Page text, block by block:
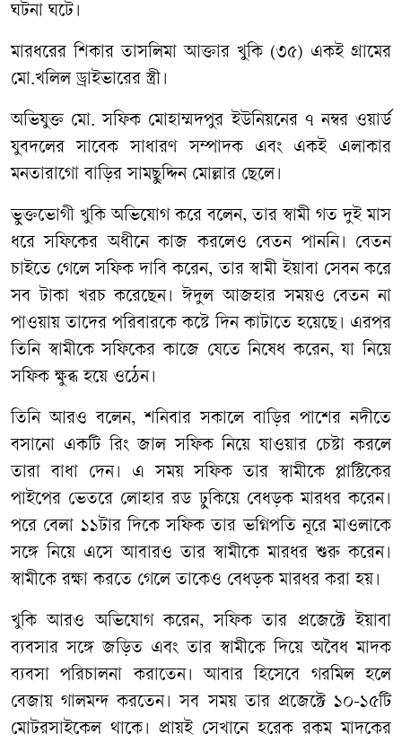
ঘটনা ঘটে।
মারধরের শিকার তাসলিমা আক্তার খুকি (৩৫) একই গ্রামের
মো.খলিল ড্রাইভারের স্ত্রী।
অভিযুক্ত মো. সফিক মোহাম্মদপুর ইউনিয়নের ৭ নম্বর ওয়ার্ড
যুবদলের সাবেক সাধারণ সম্পাদক এবং একই এলাকার
মনতারাগো বাড়ির সামছুদ্দিন মোল্লার ছেলে।
ভুক্তভোগী খুকি অভিযোগ করে বলেন, তার স্বামী গত দুই মাস
ধরে সফিকের অধীনে কাজ করলেও বেতন পাননি। বেতন
চাইতে গেলে সফিক দাবি করেন, তার স্বামী ইয়াবা সেবন করে
সব টাকা খরচ করেছেন। ঈদুল আজহার সময়ও বেতন না
পাওয়ায় তাদের পরিবারকে কষ্টে দিন কাটাতে হয়েছে। এরপর
তিনি স্বামীকে সফিকের কাজে যেতে নিষেধ করেন, যা নিয়ে
সফিক ক্ষুব্ধ হয়ে ওঠেন।
তিনি আরও বলেন, শনিবার সকালে বাড়ির পাশের নদীতে
বসানো একটি রিং জাল সফিক নিয়ে যাওয়ার চেষ্টা করলে
তারা বাধা দেন। এ সময় সফিক তার স্বামীকে প্লাস্টিকের
পাইপের ভেতরে লোহার রড ঢুকিয়ে বেধড়ক মারধর করেন।
পরে বেলা ১১টার দিকে সফিক তার ভগ্নিপতি নূরে মাওলাকে
সঙ্গে নিয়ে এসে আবারও তার স্বামীকে মারধর শুরু করেন।
স্বামীকে রক্ষা করতে গেলে তাকেও বেধড়ক মারধর করা হয়।
খুকি আরও অভিযোগ করেন, সফিক তার প্রজেক্টে ইয়াবা
ব্যবসার সঙ্গে জড়িত এবং তার স্বামীকে দিয়ে অবৈধ মাদক
ব্যবসা পরিচালনা করাতেন। আবার হিসেবে গরমিল হলে
বেজায় গালমন্দ করতেন। সব সময় তার প্রজেক্টে ১০-১৫টি
মোটরসাইকেল থাকে। প্রায়ই সেখানে হরেক রকম মাদকের